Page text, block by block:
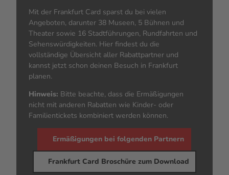
Mit der Frankfurt Card sparst du bei vielen
Angeboten, darunter 38 Museen, 5 Bühnen und
Theater sowie 16 Stadtführungen, Rundfahrten und
Sehenswürdigkeiten. Hier findest du die
vollständige Übersicht aller Rabattpartner und
kannst jetzt schon deinen Besuch in Frankfurt
planen.
Hinweis: Bitte beachte, dass die Ermäßigungen
nicht mit anderen Rabatten wie Kinder- oder
Familientickets kombiniert werden können.
Ermäßigungen bei folgenden Partnern
Frankfurt Card Broschüre zum Download